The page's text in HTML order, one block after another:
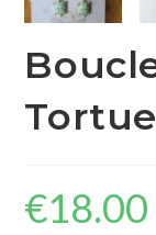
€18.00